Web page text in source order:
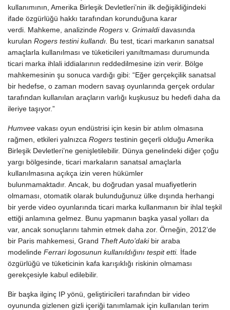
kullanımının, Amerika Birleşik Devletleri’nin ilk değişikliğindeki
ifade özgürlüğü hakkı tarafından korunduğuna karar
verdi. Mahkeme, analizinde Rogers v. Grimaldidavasında
kurulan Rogers testini kullandı. Bu test, ticari markanın sanatsal
amaçlarla kullanılması ve tüketicileri yanıltmaması durumunda
ticari marka ihlali iddialarının reddedilmesine izin verir. Bölge
mahkemesinin şu sonuca vardığı gibi: “Eğer gerçekçilik sanatsal
bir hedefse, o zaman modern savaş oyunlarında gerçek ordular
tarafından kullanılan araçların varlığı kuşkusuz bu hedefi daha da
ileriye taşıyor.”
Humvee vakası oyun endüstrisi için kesin bir atılım olmasına
rağmen, etkileri yalnızca Rogers testinin geçerli olduğu Amerika
Birleşik Devletleri’ne genişletilebilir. Dünya genelindeki diğer çoğu
yargı bölgesinde, ticari markaların sanatsal amaçlarla
kullanılmasına açıkça izin veren hükümler
bulunmamaktadır. Ancak, bu doğrudan yasal muafiyetlerin
olmaması, otomatik olarak bulunduğunuz ülke dışında herhangi
bir yerde video oyunlarında ticari marka kullanmanın bir ihlal teşkil
ettiği anlamına gelmez. Bunu yapmanın başka yasal yolları da
var, ancak sonuçlarını tahmin etmek daha zor. Örneğin, 2012’de
bir Paris mahkemesi, Grand Theft Auto’dakibir araba
modelinde Ferrari logosunun kullanıldığını tespit etti. İfade
özgürlüğü ve tüketicinin kafa karışıklığı riskinin olmaması
gerekçesiyle kabul edilebilir.
Bir başka ilginç IP yönü, geliştiricileri tarafından bir video
oyununda gizlenen gizli içeriği tanımlamak için kullanılan terim